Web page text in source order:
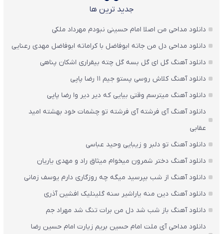
جدید ترین ها
دانلود مداحی من اصلا امام حسینی نبودم مهرداد ملکی
دانلود مداحی دل من جاته ابوفاضل با کراماته ابوفاضل مهدی رعنایی
دانلود آهنگ گل ای گل بسه گل چته بیقراری اشکان پناهی
دانلود آهنگ کلاش روسی پستو جیم ۱۱ رضا پاپی
دانلود آهنگ میترسم وقتی بیایی که دیر دیر وا رضا پاپی
دانلود آهنگ آی فرشته آی فرشته تو چشمات خود بهشته امید
عقابی
دانلود آهنگ تو دلبر و زیبایی وحید عباسی
دانلود آهنگ دختر شمرون میخوام میثاق راد و مهدی یاریان
دانلود آهنگ از شب بپرسید میگه چه روزگاری دارم یوسف زمانی
دانلود آهنگ دین منه یاراشیر سنه گلینلیک افشین آذری
دانلود آهنگ باز شب شد دل من برات تنگ شد مهراد جم
دانلود مداحی آی ملت امام حسین بریم زیارت امام حسین رضا